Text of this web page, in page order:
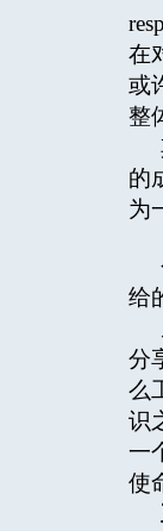
在
或
整
的
为
给
分
么
识
一
使